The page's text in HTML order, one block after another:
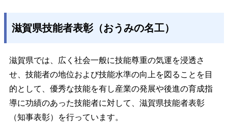
滋賀県技能者表彰（おうみの名工）
滋賀県では、広く社会一般に技能尊重の気運を浸透さ
せ、技能者の地位および技能水準の向上を図ることを目
的として、優秀な技能を有し産業の発展や後進の育成指
導に功績のあった技能者に対して、滋賀県技能者表彰
（知事表彰）を行っています。